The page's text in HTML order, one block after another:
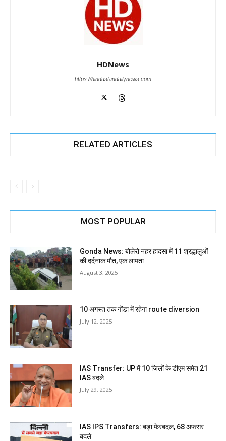
HDNews
https://hindustandailynews.com
RELATED ARTICLES
MOST POPULAR
Gonda News: बोलेरो नहर हादसा में 11 श्रद्धालुओं
की दर्दनाक मौत, एक लापता
August 3, 2025
10 अगस्त तक गोंडा में रहेगा route diversion
July 12, 2025
IAS Transfer: UP में 10 जिलों के डीएम समेत 21
IAS बदले
July 29, 2025
IAS IPS Transfers: बड़ा फेरबदल, 68 अफसर
बदले